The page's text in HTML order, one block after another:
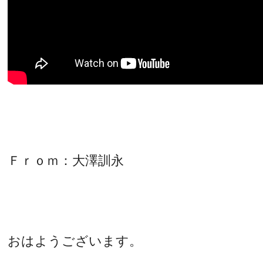
Ｆｒｏｍ：大澤訓永
おはようございます。